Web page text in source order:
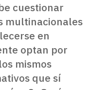
cuestionar
multinacionales
en
optan por
mismos
que sí